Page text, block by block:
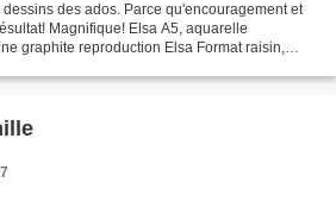
des ados. Parce qu'encouragement et
Magnifique! Elsa A5, aquarelle
graphite reproduction Elsa Format raisin,